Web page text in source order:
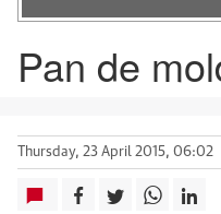
Pan de
Thursday, 23 April 2015, 06:02